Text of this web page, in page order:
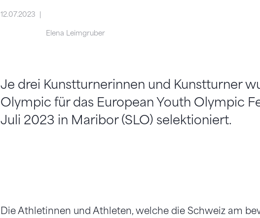
12.07.2023
Elena Leimgruber
Je drei Kunstturnerinnen und Kunstturner
Olympic für das European Youth Olympic
Juli 2023 in Maribor (SLO) selektioniert.
Die Athletinnen und Athleten, welche die Schweiz am